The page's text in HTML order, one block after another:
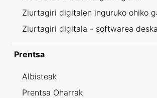
Ziurtagiri digitalen inguruko ohiko
Ziurtagiri digitala - softwarea
Prentsa
Albisteak
Prentsa Oharrak